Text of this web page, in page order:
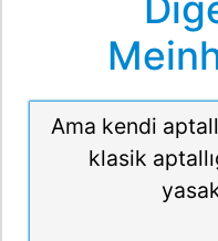
Ama kendi
klasik